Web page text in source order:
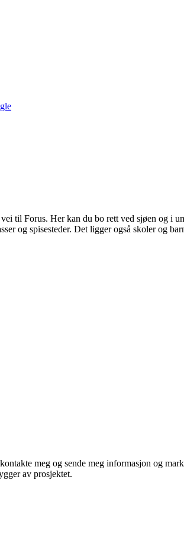
til Forus. Her kan du bo rett ved sjøen og
og spisesteder. Det ligger også skoler og
meg og sende meg informasjon og
av prosjektet.